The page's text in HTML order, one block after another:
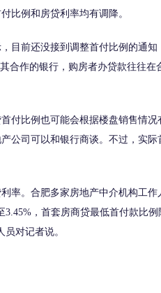
比例和房贷利率均有调降。
前还没接到调整首付比例的通知
合作的银行，购房者办贷款往往在
比例也可能会根据楼盘销售情况
公司可以和银行商谈。不过，实
。合肥多家房地产中介机构工作
，首套房商贷最低首付款比
对记者说。